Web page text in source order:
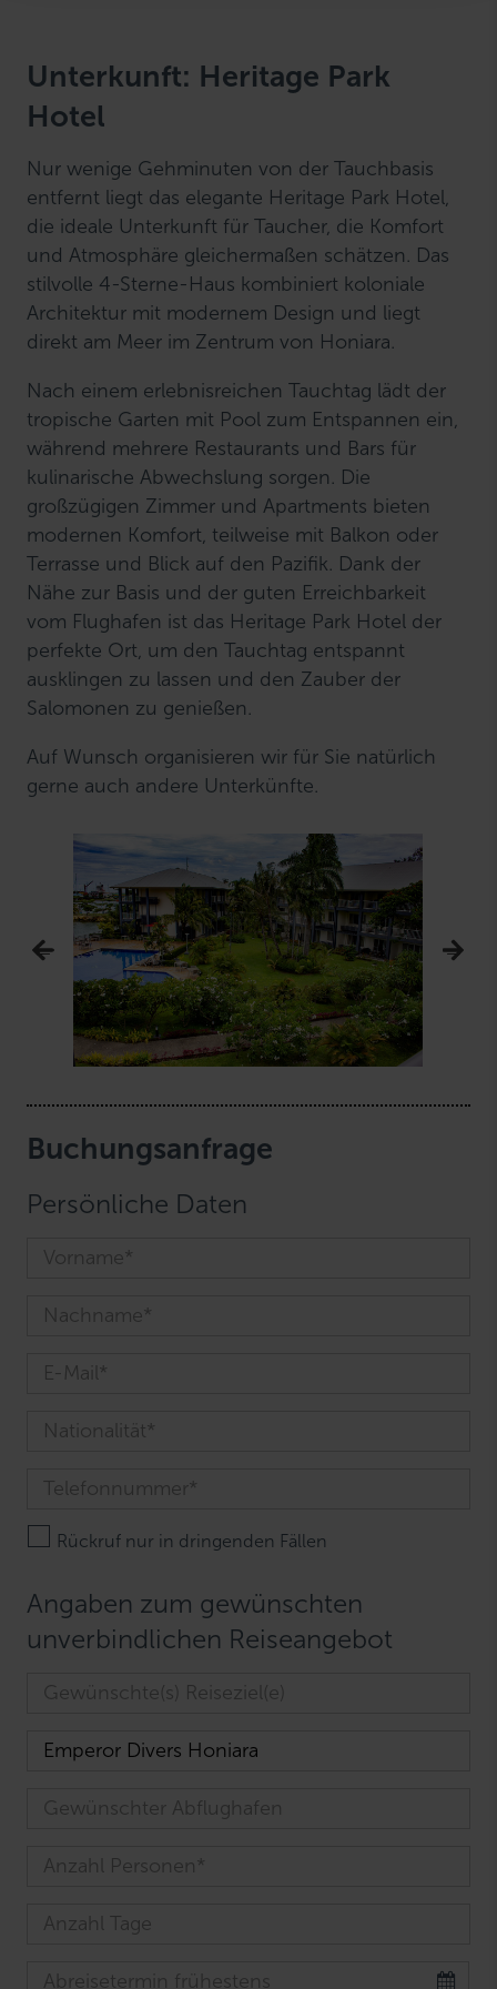
Unterkunft: Heritage Park
Hotel
Nur wenige Gehminuten von der Tauchbasis
entfernt liegt das elegante Heritage Park Hotel,
die ideale Unterkunft für Taucher, die Komfort
und Atmosphäre gleichermaßen schätzen. Das
stilvolle 4-Sterne-Haus kombiniert koloniale
Architektur mit modernem Design und liegt
direkt am Meer im Zentrum von Honiara.
Nach einem erlebnisreichen Tauchtag lädt der
tropische Garten mit Pool zum Entspannen ein,
während mehrere Restaurants und Bars für
kulinarische Abwechslung sorgen. Die
großzügigen Zimmer und Apartments bieten
modernen Komfort, teilweise mit Balkon oder
Terrasse und Blick auf den Pazifik. Dank der
Nähe zur Basis und der guten Erreichbarkeit
vom Flughafen ist das Heritage Park Hotel der
perfekte Ort, um den Tauchtag entspannt
ausklingen zu lassen und den Zauber der
Salomonen zu genießen.
Auf Wunsch organisieren wir für Sie natürlich
gerne auch andere Unterkünfte.
Buchungsanfrage
Persönliche Daten
Rückruf nur in dringenden Fällen
Angaben zum gewünschten
unverbindlichen Reiseangebot